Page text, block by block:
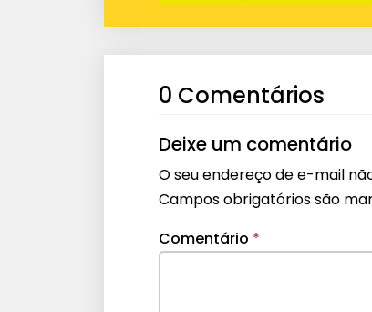
0 Comentários
Deixe um comentário
O seu endereço de e-mail
Campos obrigatórios são
Comentário *